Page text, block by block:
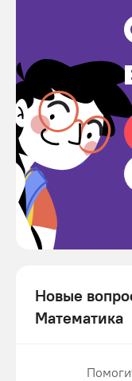
Новые
Математика